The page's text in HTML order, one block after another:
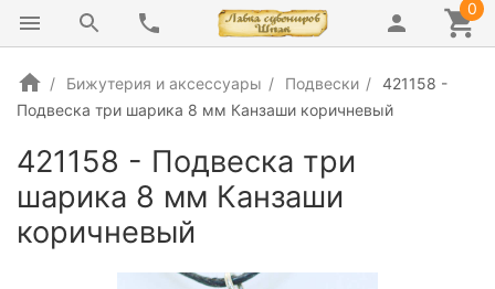
0
Бижутерия и аксессуары Подвески
421158 -
Подвеска три шарика 8 мм Канзаши коричневый
421158 - Подвеска три
шарика 8 мм Канзаши
коричневый